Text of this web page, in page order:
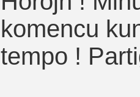
komencu
tempo !